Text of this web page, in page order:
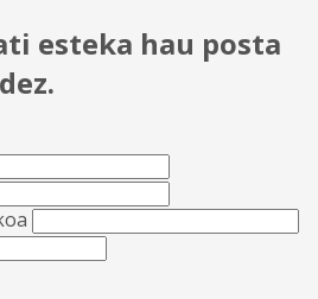
esteka hau posta